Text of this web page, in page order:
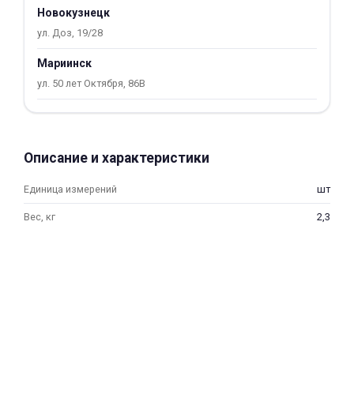
Новокузнецк
ул. Доз, 19/28
Мариинск
ул. 50 лет Октября, 86В
Описание и характеристики
Единица измерений шт
Вес, кг 2,3